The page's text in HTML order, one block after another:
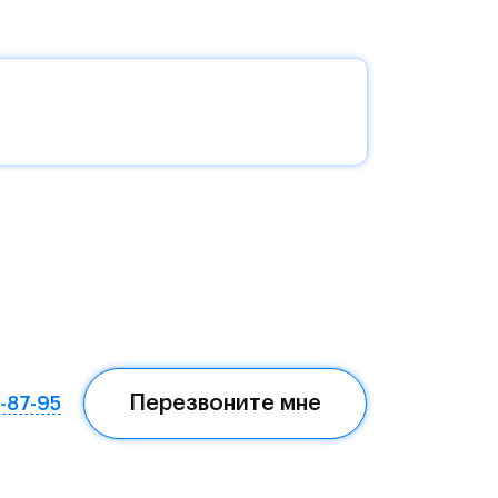
87-95 Перезвоните мне